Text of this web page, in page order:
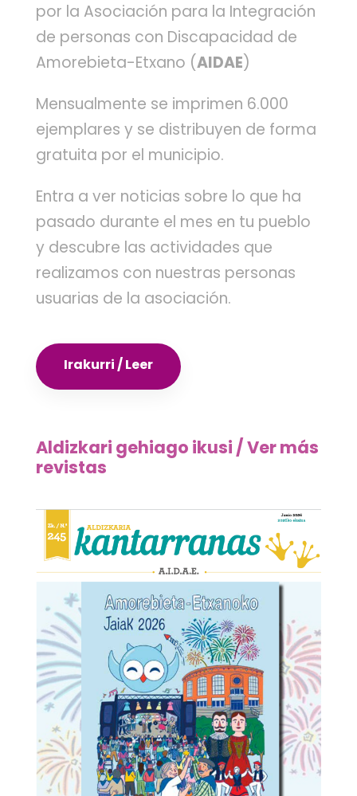
por la Asociación para la Integración
de personas con Discapacidad de
Amorebieta-Etxano (AIDAE)
Mensualmente se imprimen 6.000
ejemplares y se distribuyen de forma
gratuita por el municipio.
Entra a ver noticias sobre lo que ha
pasado durante el mes en tu pueblo
y descubre las actividades que
realizamos con nuestras personas
usuarias de la asociación.
Irakurri / Leer
Aldizkari gehiago ikusi / Ver más
revistas